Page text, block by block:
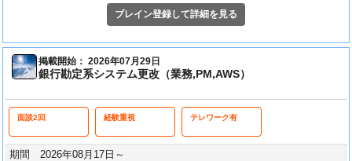
ブレイン登録して詳細を見る
掲載開始： 2026年07月29日
銀行勘定系システム更改（業務,PM,AWS）
面談2回 経験重視 テレワーク有
期間 2026年08月17日～